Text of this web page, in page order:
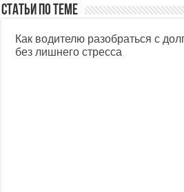
Статьи по теме
Как водителю разобраться с
без лишнего стресса